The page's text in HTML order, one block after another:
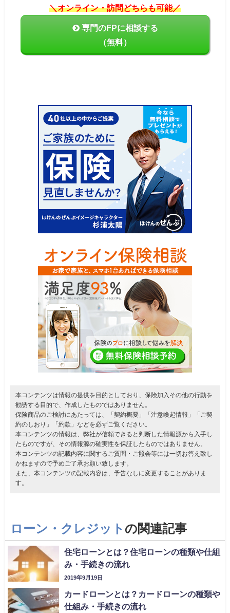
＼オンライン・訪問どちらも可能／
専門のFPに相談する
（無料）
本コンテンツは情報の提供を目的としており、保険加入その他の行動を
勧誘する目的で、作成したものではありません。
保険商品のご検討にあたっては、「契約概要」「注意喚起情報」「ご契
約のしおり」「約款」などを必ずご覧ください。
本コンテンツの情報は、弊社が信頼できると判断した情報源から入手し
たものですが、その情報源の確実性を保証したものではありません。
本コンテンツの記載内容に関するご質問・ご照会等には一切お答え致し
かねますので予めご了承お願い致します。
また、本コンテンツの記載内容は、予告なしに変更することがありま
す。
ローン・クレジット の関連記事
住宅ローンとは？住宅ローンの種類や仕組
み・手続きの流れ
2019年9月19日
カードローンとは？カードローンの種類や
仕組み・手続きの流れ